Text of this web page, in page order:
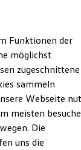
Funktionen der
möglichst
zugeschnittene
sammeln
Webseite
meisten
Die
uns die